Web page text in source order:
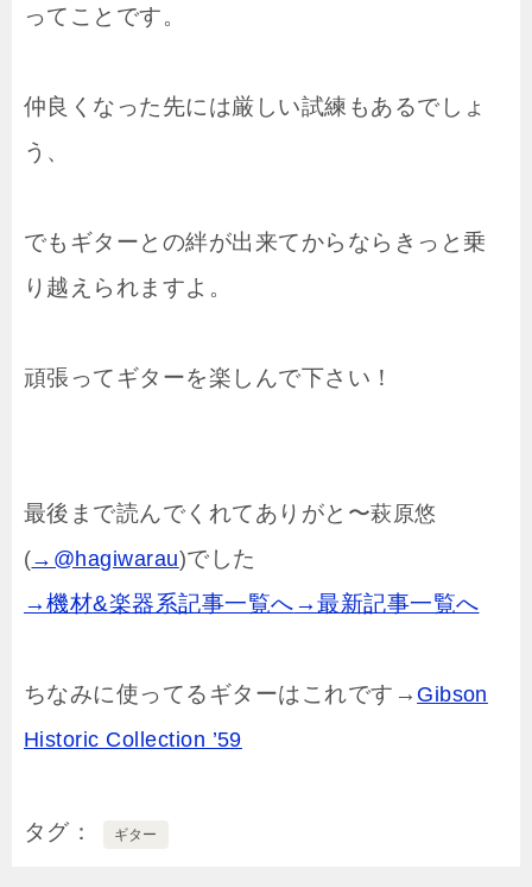
ってことです。
仲良くなった先には厳しい試練もあるでしょ
う、
でもギターとの絆が出来てからならきっと乗
り越えられますよ。
頑張ってギターを楽しんで下さい！
最後まで読んでくれてありがと〜萩原悠
(→@hagiwarau)でした
→機材&楽器系記事一覧へ→最新記事一覧へ
ちなみに使ってるギターはこれです→ Gibson
Historic Collection ’59
タグ ギター